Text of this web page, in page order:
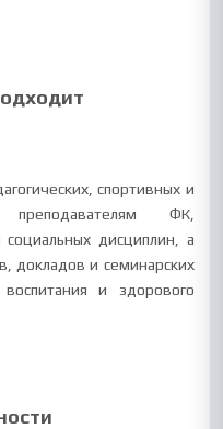
спортивных и
преподавателям ФК,
дисциплин, а
докладов и семинарских
и здорового